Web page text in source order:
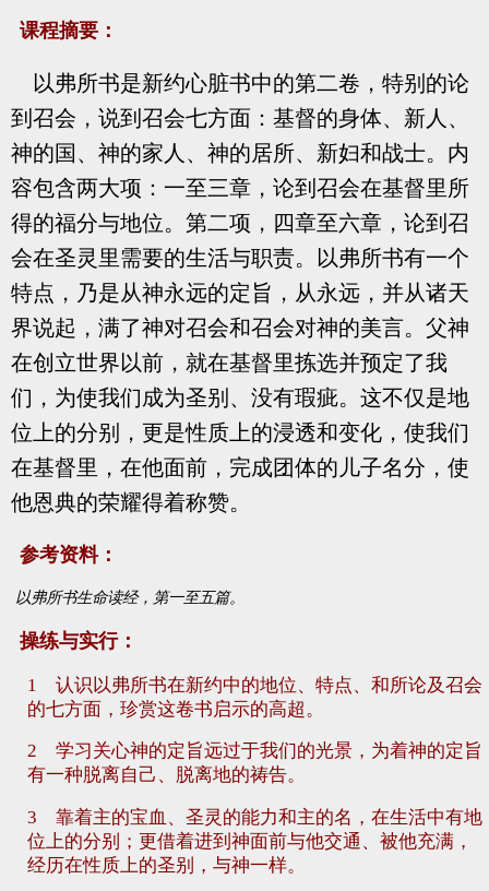
课程摘要：
以弗所书是新约心脏书中的第二卷，特别的论
到召会，说到召会七方面：基督的身体、新人、
神的国、神的家人、神的居所、新妇和战士。内
容包含两大项：一至三章，论到召会在基督里所
得的福分与地位。第二项，四章至六章，论到召
会在圣灵里需要的生活与职责。以弗所书有一个
特点，乃是从神永远的定旨，从永远，并从诸天
界说起，满了神对召会和召会对神的美言。父神
在创立世界以前，就在基督里拣选并预定了我
们，为使我们成为圣别、没有瑕疵。这不仅是地
位上的分别，更是性质上的浸透和变化，使我们
在基督里，在他面前，完成团体的儿子名分，使
他恩典的荣耀得着称赞。
参考资料：
以弗所书生命读经，第一至五篇。
操练与实行：
1 认识以弗所书在新约中的地位、特点、和所论及召会
的七方面，珍赏这卷书启示的高超。
2 学习关心神的定旨远过于我们的光景，为着神的定旨
有一种脱离自己、脱离地的祷告。
3 靠着主的宝血、圣灵的能力和主的名，在生活中有地
位上的分别；更借着进到神面前与他交通、被他充满，
经历在性质上的圣别，与神一样。